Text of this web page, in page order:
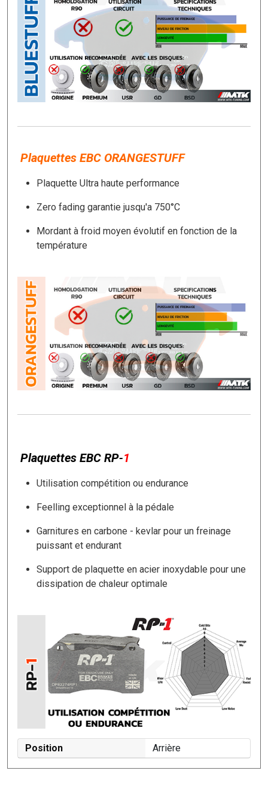
Plaquettes EBC ORANGESTUFF
Plaquette Ultra haute performance
Zero fading garantie jusqu'a 750°C
Mordant à froid moyen évolutif en fonction de la
température
Plaquettes EBC RP-1
Utilisation compétition ou endurance
Feelling exceptionnel à la pédale
Garnitures en carbone - kevlar pour un freinage
puissant et endurant
Support de plaquette en acier inoxydable pour une
dissipation de chaleur optimale
Position Arrière